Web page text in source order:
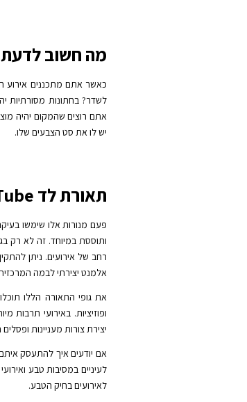
מה חשוב לדעת
כאשר אתם מתכננים אירוע
לשדר? בחתונות מסורתיות
אתם רוצים שהמקום יהיה
יש לו את סט הצבעים שלו.
תאורת לד LED Pixel Tube
ותוססת במיוחד. זה לא רק
אלמנט יצירתי לבמה
את גופי התאורה הללו
ופוזיציות. באירועי תרבות
יצירת צורות מעניינות
אם יודעים איך להתעסק
לעיניים במסיבות טבע
לאירועים בחיק הטבע.